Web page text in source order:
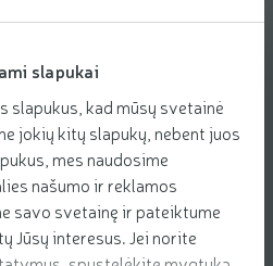
slapukai
slapukus, kad mūsų svetainė
jokių kitų slapukų, nebent juos
mes naudosime
našumo ir reklamos
savo svetainę ir pateiktume
Jūsų interesus. Jei norite